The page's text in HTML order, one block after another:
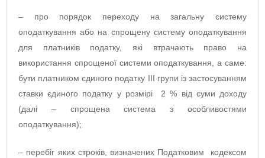
– про порядок переходу на загальну систему
оподаткування або на спрощену систему оподаткування
для платників податку, які втрачають право на
використання спрощеної системи оподаткування, а саме:
бути платником єдиного податку ІІІ групи із застосуванням
ставки єдиного податку у розмірі 2 % від суми доходу
(далі – спрощена система з особливостями
оподаткування);
– перебіг яких строків, визначених Податковим кодексом